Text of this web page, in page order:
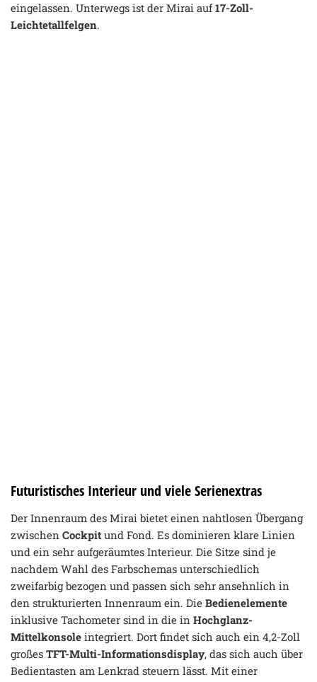
eingelassen. Unterwegs ist der Mirai auf17-Zoll-
Leichtetallfelgen.
Futuristisches Interieur und viele Serienextras
Der Innenraum des Mirai bietet einen nahtlosen Übergang
zwischen Cockpit und Fond. Es dominieren klare Linien
und ein sehr aufgeräumtes Interieur. Die Sitze sind je
nachdem Wahl des Farbschemas unterschiedlich
zweifarbig bezogen und passen sich sehr ansehnlich in
den strukturierten Innenraum ein. Die Bedienelemente
inklusive Tachometer sind in die in Hochglanz-
Mittelkonsole integriert. Dort findet sich auch ein 4,2-Zoll
großes TFT-Multi-Informationsdisplay, das sich auch über
Bedientasten am Lenkrad steuern lässt. Mit einer